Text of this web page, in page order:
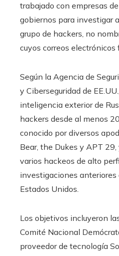
trabajado con empresas
gobiernos para investigar
grupo de hackers, no
cuyos correos electrónicos
Según la Agencia de
y Ciberseguridad de
inteligencia exterior de
hackers desde al menos
conocido por diversos
Bear, the Dukes y APT
varios hackeos de alto
investigaciones anteriores
Estados Unidos.
Los objetivos incluyeron
Comité Nacional
proveedor de tecnología